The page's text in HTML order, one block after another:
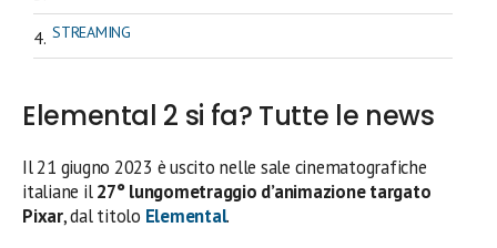
STREAMING
Elemental 2 si fa? Tutte le news
Il 21 giugno 2023 è uscito nelle sale cinematografiche
italiane il27° lungometraggio d’animazione targato
Pixar, dal titolo Elemental.